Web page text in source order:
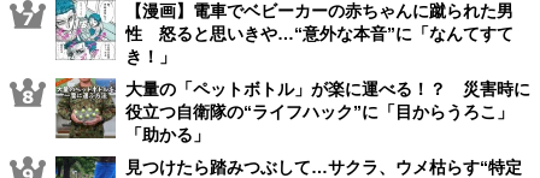
【漫画】電車でベビーカーの赤ちゃんに蹴られた男
性 怒ると思いきや…“意外な本音”に「なんてすて
き！」
大量の「ペットボトル」が楽に運べる！？ 災害時に
役立つ自衛隊の“ライフハック”に「目からうろこ」
「助かる」
見つけたら踏みつぶして…サクラ、ウメ枯らす“特定